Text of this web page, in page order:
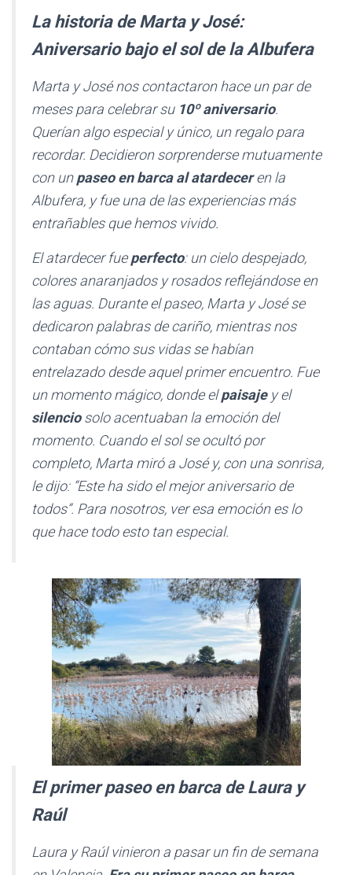
La historia de Marta y José:
Aniversario bajo el sol de la Albufera
Marta y José nos contactaron hace un par de
meses para celebrar su 10º aniversario.
Querían algo especial y único, un regalo para
recordar. Decidieron sorprenderse mutuamente
con unpaseo en barca al atardeceren la
Albufera, y fue una de las experiencias más
entrañables que hemos vivido.
El atardecer fueperfecto: un cielo despejado,
colores anaranjados y rosados reflejándose en
las aguas. Durante el paseo, Marta y José se
dedicaron palabras de cariño, mientras nos
contaban cómo sus vidas se habían
entrelazado desde aquel primer encuentro. Fue
un momento mágico, donde elpaisajey el
silenciosolo acentuaban la emoción del
momento. Cuando el sol se ocultó por
completo, Marta miró a José y, con una sonrisa,
le dijo: “Este ha sido el mejor aniversario de
todos”. Para nosotros, ver esa emoción es lo
que hace todo esto tan especial.
El primer paseo en barca de Laura y
Raúl
Laura y Raúl vinieron a pasar un fin de semana